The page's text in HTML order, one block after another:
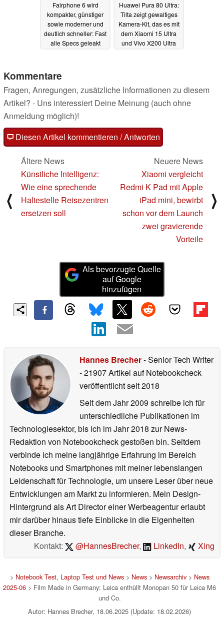
Fairphone 6 wird
kompakter, günstiger
sowie moderner und
deutlich schneller: Fast
alle Specs geleakt
Huawei Pura 80 Ultra:
Tilta zeigt gewaltiges
Kamera-Kit, das es mit
dem Xiaomi 15 Ultra
und Vivo X200 Ultra
Kommentare
Fragen, Anregungen, zusätzliche Informationen zu diesem
Artikel? - Uns interessiert Deine Meinung (auch ohne
Anmeldung möglich)!
Diesen Artikel kommentieren / Antworten
⟨
Ältere News
Künstliche Intelligenz:
Wie eine sprechende
Haltestelle Reisezentren
ersetzen soll
Neuere News
Xiaomi vergleicht
Redmi K Pad mit Apple
iPad mini, bewirbt
schon vor dem Launch
zwei gravierende
Vorteile
⟩
Als bevorzugte Quelle
auf Google
hinzufügen
Hannes Brecher- Senior Tech Writer
- 21907 Artikel auf Notebookcheck
veröffentlichtseit 2018
Seit dem Jahr 2009 schreibe ich für
unterschiedliche Publikationen im
Technologiesektor, bis ich im Jahr 2018 zur News-
Redaktion von Notebookcheck gestoßen bin. Seitdem
verbinde ich meine langjährige Erfahrung im Bereich
Notebooks und Smartphones mit meiner lebenslangen
Leidenschaft für Technologie, um unsere Leser über neue
Entwicklungen am Markt zu informieren. Mein Design-
Hintergrund als Art Director einer Werbeagentur erlaubt
mir darüber hinaus tiefe Einblicke in die Eigenheiten
dieser Branche.
Kontakt:
@HannesBrecher, LinkedIn, Xing
> Notebook Test, Laptop Test und News> News> Newsarchiv> News
2025-06 > Film Made in Germany: Leica enthüllt Monopan 50 für Leica M6
und Co.
Autor: Hannes Brecher, 18.06.2025 (Update: 18.02.2026)